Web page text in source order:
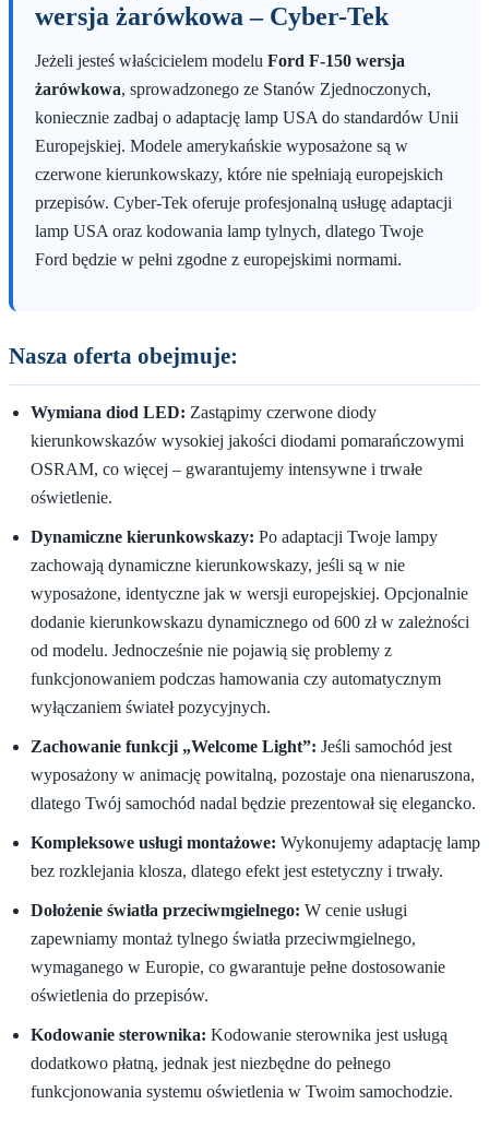
wersja żarówkowa – Cyber-Tek
Jeżeli jesteś właścicielem modelu Ford F-150 wersja
żarówkowa, sprowadzonego ze Stanów Zjednoczonych,
koniecznie zadbaj o adaptację lamp USA do standardów Unii
Europejskiej. Modele amerykańskie wyposażone są w
czerwone kierunkowskazy, które nie spełniają europejskich
przepisów. Cyber-Tek oferuje profesjonalną usługę adaptacji
lamp USA oraz kodowania lamp tylnych, dlatego Twoje
Ford będzie w pełni zgodne z europejskimi normami.
Nasza oferta obejmuje:
Wymiana diod LED: Zastąpimy czerwone diody
kierunkowskazów wysokiej jakości diodami pomarańczowymi
OSRAM, co więcej – gwarantujemy intensywne i trwałe
oświetlenie.
Dynamiczne kierunkowskazy: Po adaptacji Twoje lampy
zachowają dynamiczne kierunkowskazy, jeśli są w nie
wyposażone, identyczne jak w wersji europejskiej. Opcjonalnie
dodanie kierunkowskazu dynamicznego od 600 zł w zależności
od modelu. Jednocześnie nie pojawią się problemy z
funkcjonowaniem podczas hamowania czy automatycznym
wyłączaniem świateł pozycyjnych.
Zachowanie funkcji „Welcome Light”: Jeśli samochód jest
wyposażony w animację powitalną, pozostaje ona nienaruszona,
dlatego Twój samochód nadal będzie prezentował się elegancko.
Kompleksowe usługi montażowe: Wykonujemy adaptację lamp
bez rozklejania klosza, dlatego efekt jest estetyczny i trwały.
Dołożenie światła przeciwmgielnego: W cenie usługi
zapewniamy montaż tylnego światła przeciwmgielnego,
wymaganego w Europie, co gwarantuje pełne dostosowanie
oświetlenia do przepisów.
Kodowanie sterownika: Kodowanie sterownika jest usługą
dodatkowo płatną, jednak jest niezbędne do pełnego
funkcjonowania systemu oświetlenia w Twoim samochodzie.